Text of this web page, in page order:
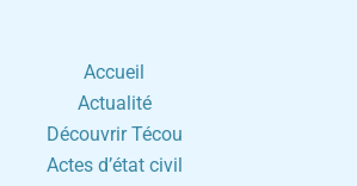
Accueil
Actualité
Découvrir Técou
Actes d’état civil